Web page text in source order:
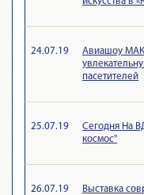
24.07.19
Авиашоу
пасетителей
25.07.19
Сегодня На
космос"
26.07.19
Выставка